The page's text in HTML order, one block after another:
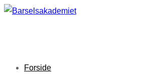
Skip
Forside